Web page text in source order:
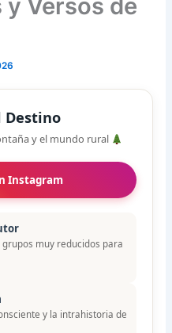
y Versos de
Destino
y el mundo rural
Instagram
grupos muy reducidos para
y la intrahistoria de